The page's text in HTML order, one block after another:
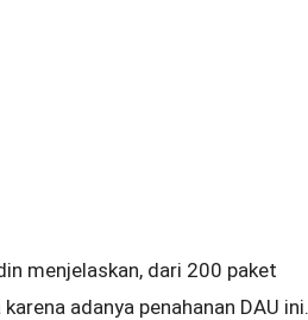
menjelaskan, dari 200 paket
adanya penahanan DAU ini.